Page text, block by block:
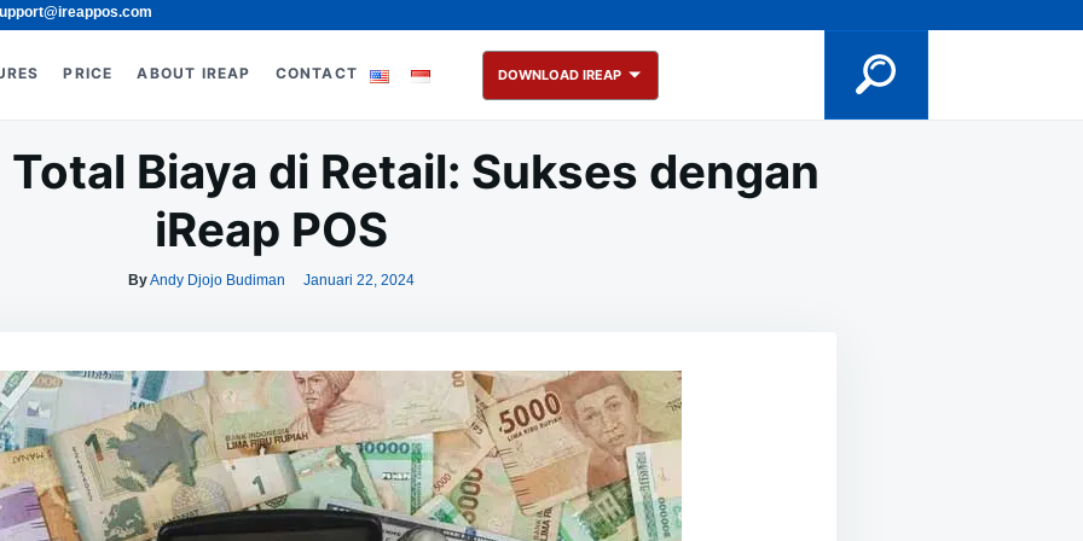
PRICE ABOUT IREAP CONTACT DOWNLOAD IREAP
Biaya di Retail: Sukses dengan
iReap POS
ByAndy Djojo Budiman Januari 22, 2024